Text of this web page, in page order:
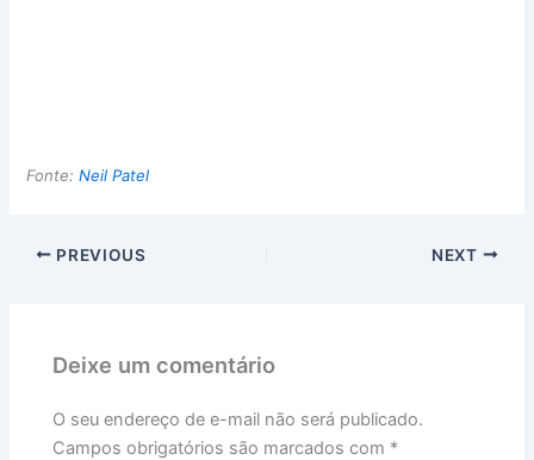
Fonte:Neil Patel
PREVIOUS NEXT
Deixe um comentário
O seu endereço de e-mail não será publicado.
Campos obrigatórios são marcados com *